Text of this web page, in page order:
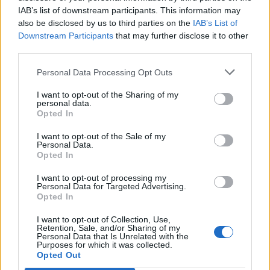
IAB’s list of downstream participants. This information may
also be disclosed by us to third parties on the IAB’s List of
Downstream Participants that may further disclose it to other
Personal Data Processing Opt Outs
I want to opt-out of the Sharing of my
personal data.
Opted In
I want to opt-out of the Sale of my
Personal Data.
Opted In
I want to opt-out of processing my
Personal Data for Targeted Advertising.
Opted In
I want to opt-out of Collection, Use,
Retention, Sale, and/or Sharing of my
Personal Data that Is Unrelated with the
Purposes for which it was collected.
Opted Out
sunnuntaina – näillä
kentällisillä
kenraaliharjoitukseen ennen
MM-kisoja
NHL-ottelua ilmaiseksi tänä
LIITTYVÄT ARTIKKELIT
Leijonat julkisti ketjut Sveitsi-peliin –
Aleksander Barkov tekee paluun
kaukaloon
Venäläisveskari sekosi Suomen 2.
divisioonassa – sai samasta tilanteesta